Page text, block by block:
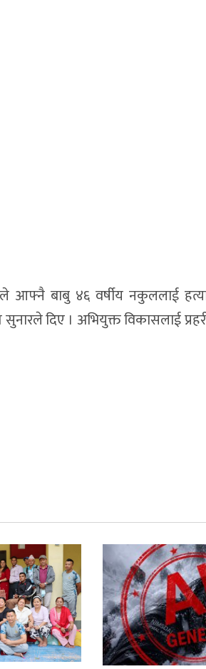
आफ्नै बाबु ४६ वर्षीय नकुललाई
सुनारले दिए । अभियुक्त विकासलाई